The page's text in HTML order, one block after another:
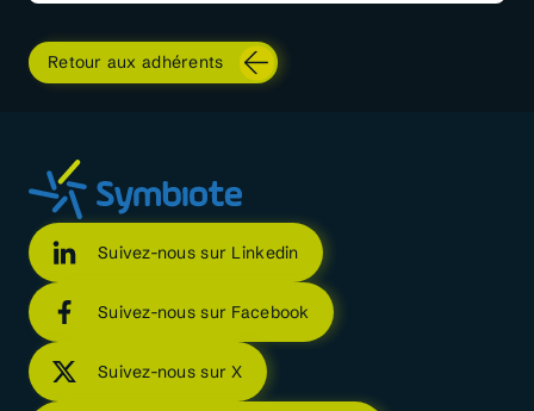
Retour aux adhérents
Suivez-nous sur Linkedin
Suivez-nous sur Facebook
Suivez-nous sur X